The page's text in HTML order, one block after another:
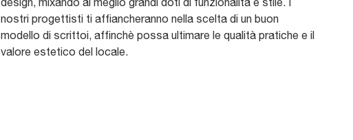
nostri progettisti ti affiancheranno nella scelta di un buon
modello di scrittoi, affinchè possa ultimare le qualità pratiche e il
valore estetico del locale.